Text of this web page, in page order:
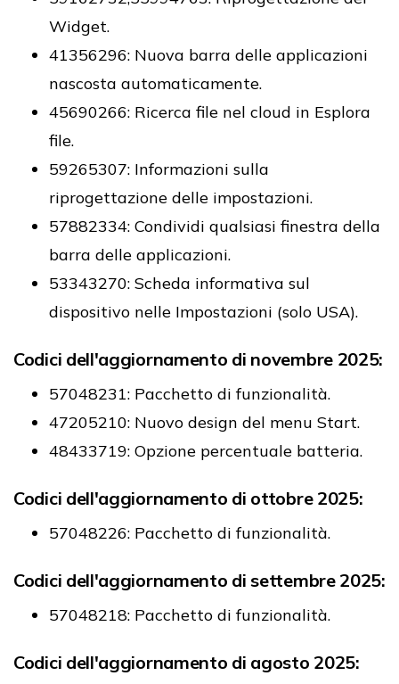
Widget.
41356296: Nuova barra delle applicazioni
nascosta automaticamente.
45690266: Ricerca file nel cloud in Esplora
file.
59265307: Informazioni sulla
riprogettazione delle impostazioni.
57882334: Condividi qualsiasi finestra della
barra delle applicazioni.
53343270: Scheda informativa sul
dispositivo nelle Impostazioni (solo USA).
Codici dell'aggiornamento di novembre 2025:
57048231: Pacchetto di funzionalità.
47205210: Nuovo design del menu Start.
48433719: Opzione percentuale batteria.
Codici dell'aggiornamento di ottobre 2025:
57048226: Pacchetto di funzionalità.
Codici dell'aggiornamento di settembre 2025:
57048218: Pacchetto di funzionalità.
Codici dell'aggiornamento di agosto 2025: